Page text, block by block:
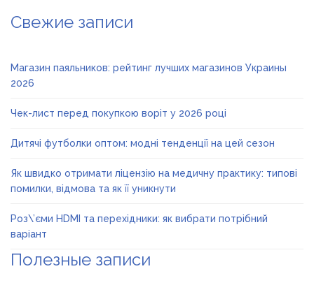
Свежие записи
Магазин паяльников: рейтинг лучших магазинов Украины
2026
Чек-лист перед покупкою воріт у 2026 році
Дитячі футболки оптом: модні тенденції на цей сезон
Як швидко отримати ліцензію на медичну практику: типові
помилки, відмова та як її уникнути
Роз\’єми HDMI та перехідники: як вибрати потрібний
варіант
Полезные записи